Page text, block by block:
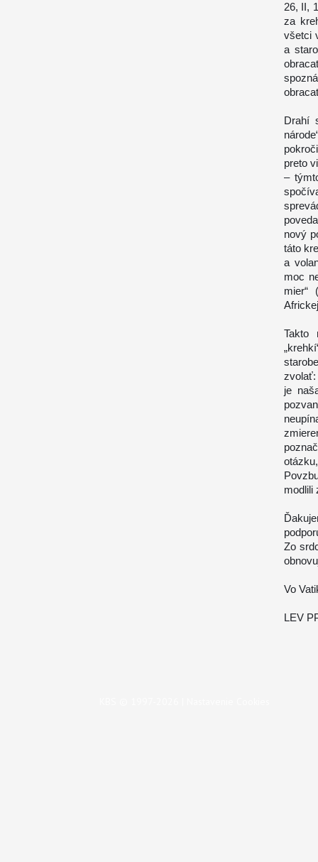
26, II,
za
všetci
a
Drahí
preto
–
nový
táto
a
moc
mier“
Takto
zvolať:
je
modlili
Zo
Vo
LEV